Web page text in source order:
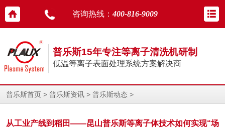
咨询热线： 400-816-9009
普乐斯15年专注等离子清洗机研制
低温等离子表面处理系统方案解决商
普乐斯首页 > 普乐斯资讯 > 普乐斯动态 >
从工业产线到稻田——昆山普乐斯等离子体技术如何实现“场